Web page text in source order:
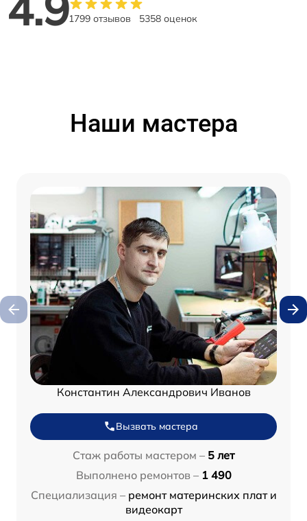
1799 отзывов 5358 оценок
Наши мастера
Константин Александрович Иванов
Вызвать мастера
Стаж работы мастером – 5 лет
Выполнено ремонтов – 1 490
Специализация – ремонт материнских плат и
видеокарт